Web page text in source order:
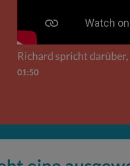
Richard spricht
01:50